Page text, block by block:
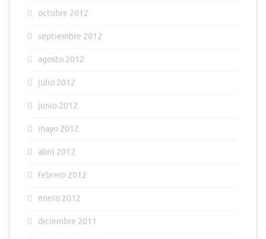
octubre 2012
septiembre 2012
agosto 2012
julio 2012
junio 2012
mayo 2012
abril 2012
febrero 2012
enero 2012
diciembre 2011